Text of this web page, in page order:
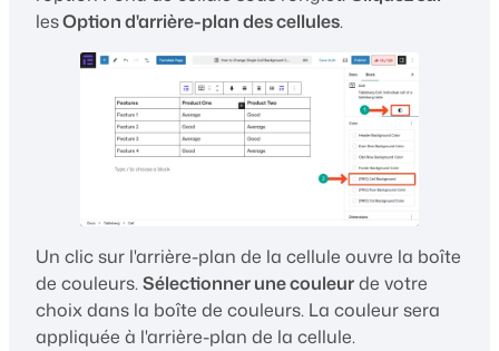
lesOption d'arrière-plan des cellules.
Un clic sur l'arrière-plan de la cellule ouvre la boîte
de couleurs.Sélectionner une couleurde votre
choix dans la boîte de couleurs. La couleur sera
appliquée à l'arrière-plan de la cellule.